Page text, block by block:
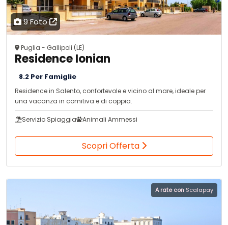
9 Foto
Puglia - Gallipoli (LE)
Residence Ionian
8.2 Per Famiglie
Residence in Salento, confortevole e vicino al mare, ideale per
una vacanza in comitiva e di coppia.
Servizio Spiaggia Animali Ammessi
Scopri Offerta
A rate con Scalapay